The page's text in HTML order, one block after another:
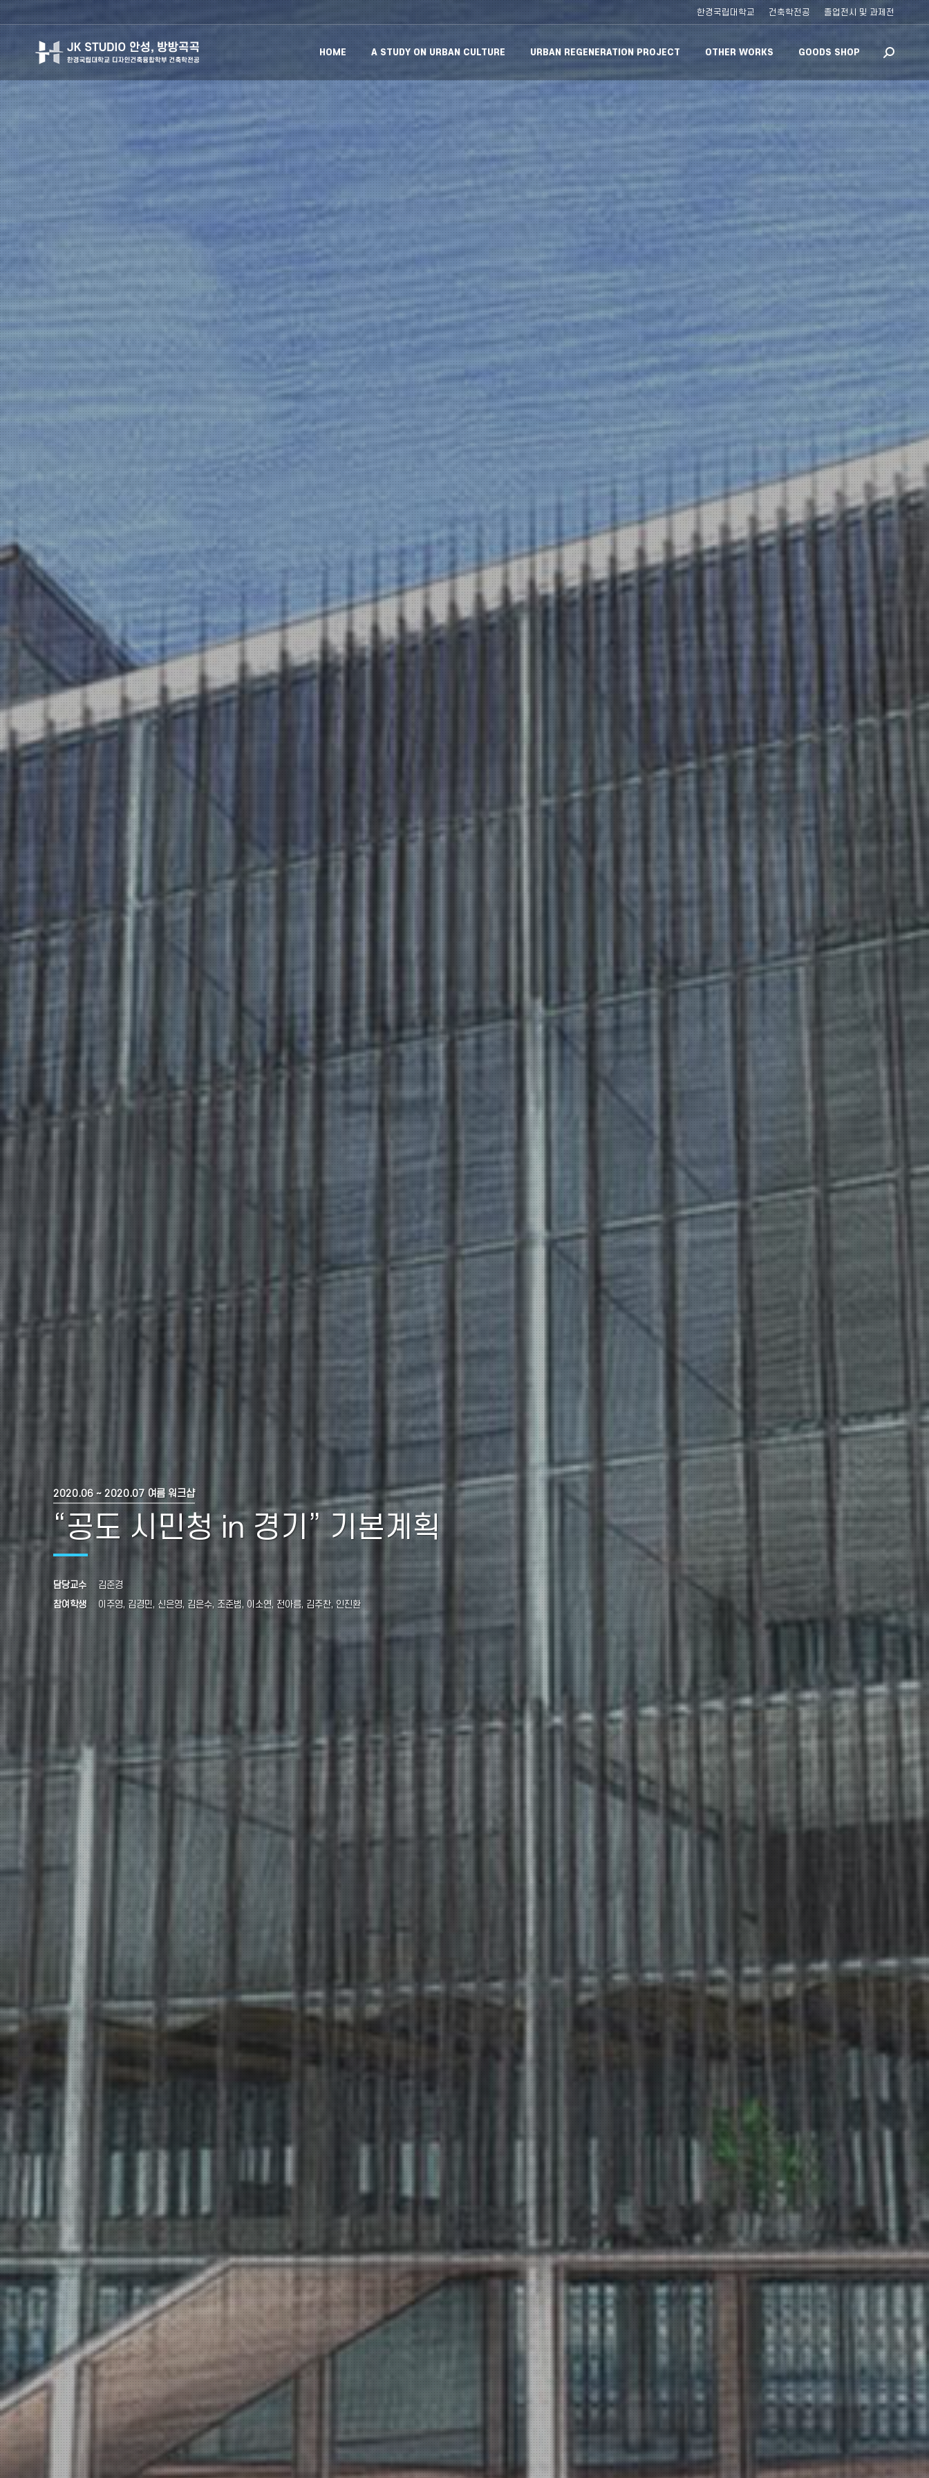
한경국립대학교 건축학전공 졸업전시 및 과제전
HOME A STUDY ON URBAN CULTURE URBAN REGENERATION PROJECT OTHER WORKS GOODS SHOP Search:
2020.06 ~ 2020.07 여름 워크샵
“공도 시민청 in 경기” 기본계획
담당교수
김준경
참여학생
이주영, 김경민, 신은영, 김은수, 조준범, 이소연, 전아름, 김주찬, 인진환